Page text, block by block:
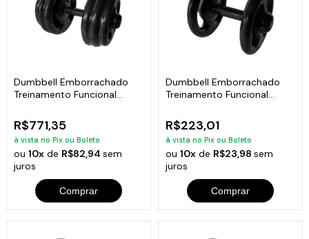
Dumbbell Emborrachado
Treinamento Funcional
R$771,35
à vista no Pix ou Boleto
ou10x de R$82,94sem
juros
Comprar
Dumbbell Emborrachado
Treinamento Funcional
R$223,01
à vista no Pix ou Boleto
ou 10xde R$23,98 sem
juros
Comprar